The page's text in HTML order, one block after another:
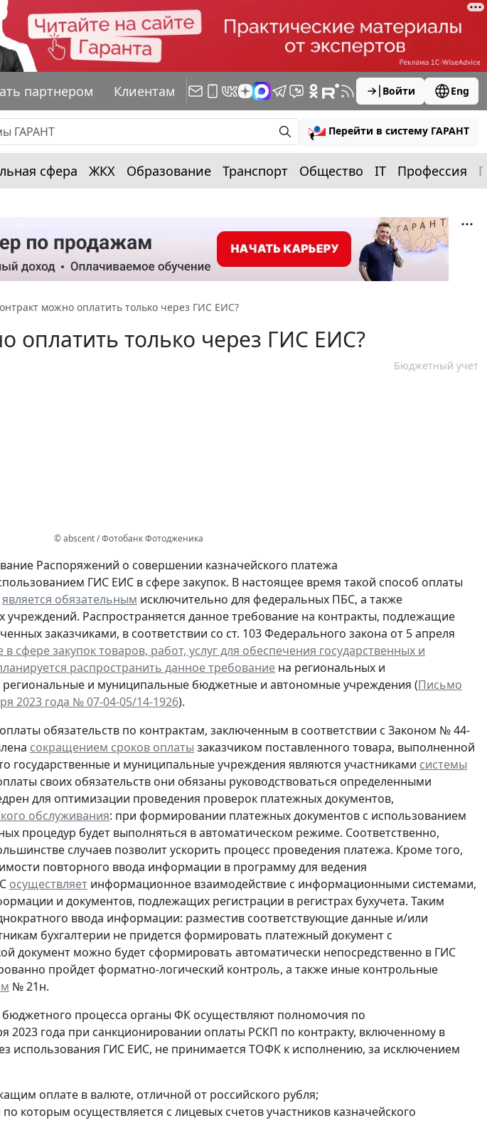
партнером Клиентам Войти Eng
Перейти в систему ГАРАНТ
сфера ЖКХ Образование Транспорт Общество IT Профессия
можно оплатить только через ГИС ЕИС?
оплатить только через ГИС ЕИС?
Бюджетный учет
© abscent / Фотобанк Фотодженика
Распоряжений о совершении казначейского платежа
ГИС ЕИС в сфере закупок. В настоящее время такой способ оплаты
является обязательным исключительно для федеральных ПБС, а также
Распространяется данное требование на контракты, подлежащие
заказчиками, в соответствии со ст. 103 Федерального закона от 5 апреля
сфере закупок товаров, работ, услуг для обеспечения государственных и
распространить данное требование на региональных и
региональные и муниципальные бюджетные и автономные учреждения (Письмо
2023 года № 07-04-05/14-1926).
обязательств по контрактам, заключенным в соответствии с Законом № 44-
сокращением сроков оплаты заказчиком поставленного товара, выполненной
государственные и муниципальные учреждения являются участниками системы
своих обязательств они обязаны руководствоваться определенными
для оптимизации проведения проверок платежных документов,
обслуживания: при формировании платежных документов с использованием
процедур будет выполняться в автоматическом режиме. Соответственно,
случаев позволит ускорить процесс проведения платежа. Кроме того,
повторного ввода информации в программу для ведения
осуществляет информационное взаимодействие с информационными системами,
и документов, подлежащих регистрации в регистрах бухучета. Таким
ввода информации: разместив соответствующие данные и/или
бухгалтерии не придется формировать платежный документ с
документ можно будет сформировать автоматически непосредственно в ГИС
пройдет форматно-логический контроль, а также иные контрольные
№ 21н.
процесса органы ФК осуществляют полномочия по
2023 года при санкционировании оплаты РСКП по контракту, включенному в
использования ГИС ЕИС, не принимается ТОФК к исполнению, за исключением
оплате в валюте, отличной от российского рубля;
которым осуществляется с лицевых счетов участников казначейского